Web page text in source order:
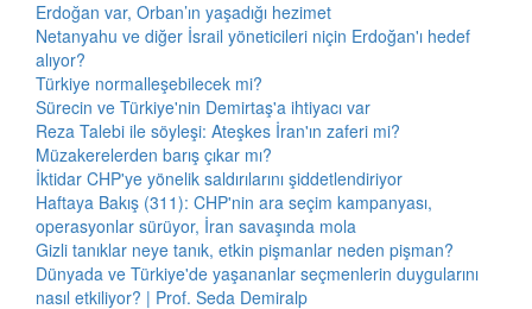
Erdoğan var, Orban’ın yaşadığı hezimet
Netanyahu ve diğer İsrail yöneticileri niçin Erdoğan'ı hedef
alıyor?
Türkiye normalleşebilecek mi?
Sürecin ve Türkiye'nin Demirtaş'a ihtiyacı var
Reza Talebi ile söyleşi: Ateşkes İran'ın zaferi mi?
Müzakerelerden barış çıkar mı?
İktidar CHP'ye yönelik saldırılarını şiddetlendiriyor
Haftaya Bakış (311): CHP'nin ara seçim kampanyası,
operasyonlar sürüyor, İran savaşında mola
Gizli tanıklar neye tanık, etkin pişmanlar neden pişman?
Dünyada ve Türkiye'de yaşananlar seçmenlerin duygularını
nasıl etkiliyor? | Prof. Seda Demiralp